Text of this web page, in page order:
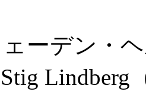
ェーデン・